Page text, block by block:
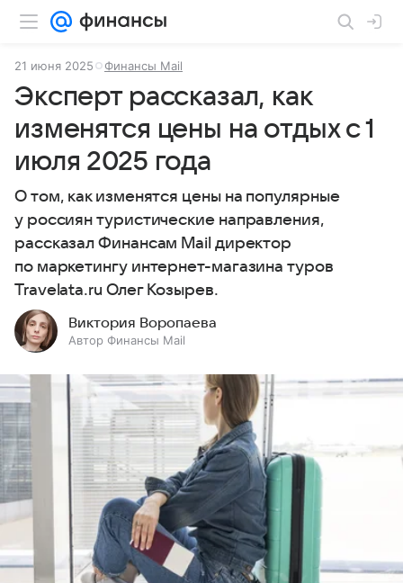
21 июня 2025 Финансы Mail
Эксперт рассказал, как
изменятся цены на отдых с 1
июля 2025 года
О том, как изменятся цены на популярные
у россиян туристические направления,
рассказал Финансам Mail директор
по маркетингу интернет-магазина туров
Travelata.ru Олег Козырев.
Виктория Воропаева
Автор Финансы Mail